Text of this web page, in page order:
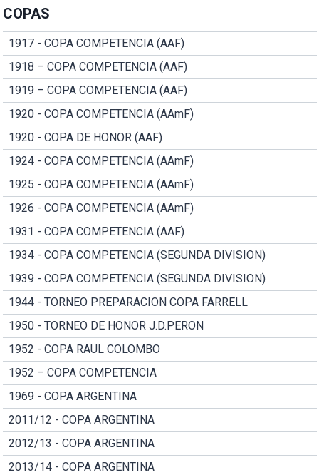
COPAS
1917 - COPA COMPETENCIA (AAF)
1918 – COPA COMPETENCIA (AAF)
1919 – COPA COMPETENCIA (AAF)
1920 - COPA COMPETENCIA (AAmF)
1920 - COPA DE HONOR (AAF)
1924 - COPA COMPETENCIA (AAmF)
1925 - COPA COMPETENCIA (AAmF)
1926 - COPA COMPETENCIA (AAmF)
1931 - COPA COMPETENCIA (AAF)
1934 - COPA COMPETENCIA (SEGUNDA DIVISION)
1939 - COPA COMPETENCIA (SEGUNDA DIVISION)
1944 - TORNEO PREPARACION COPA FARRELL
1950 - TORNEO DE HONOR J.D.PERON
1952 - COPA RAUL COLOMBO
1952 – COPA COMPETENCIA
1969 - COPA ARGENTINA
2011/12 - COPA ARGENTINA
2012/13 - COPA ARGENTINA
2013/14 - COPA ARGENTINA